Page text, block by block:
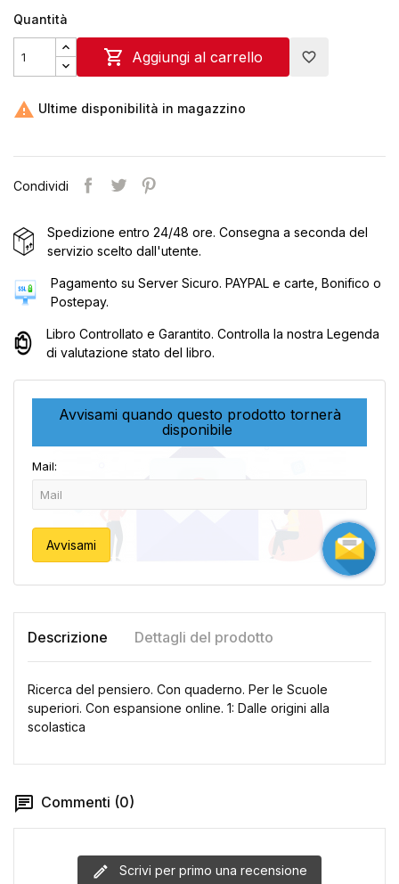
Quantità
 Aggiungi al carrello favorite_border
 Ultime disponibilità in magazzino
Condividi
Spedizione entro 24/48 ore. Consegna a seconda del
servizio scelto dall'utente.
Pagamento su Server Sicuro. PAYPAL e carte, Bonifico o
Postepay.
Libro Controllato e Garantito. Controlla la nostra Legenda
di valutazione stato del libro.
Avvisami quando questo prodotto tornerà
disponibile
Mail:
Avvisami
Descrizione Dettagli del prodotto
Ricerca del pensiero. Con quaderno. Per le Scuole
superiori. Con espansione online. 1: Dalle origini alla
scolastica
Commenti (0)
Scrivi per primo una recensione